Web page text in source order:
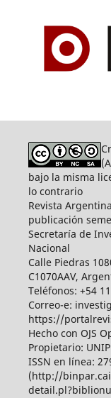
bajo la misma
lo contrario
Revista
publicación
Secretaría de
Nacional
Calle Piedras
C1070AAV,
Teléfonos: +54
Correo-e:
https://
Hecho con OJS
Propietario:
ISSN en línea:
(http://